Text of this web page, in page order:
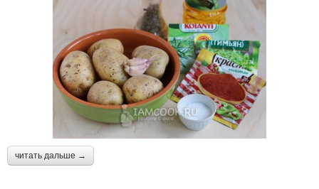
читать дальше →